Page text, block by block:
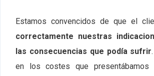
Estamos convencidos de que el
correctamente nuestras
las consecuencias que podía sufrir
en los costes que presentábamos